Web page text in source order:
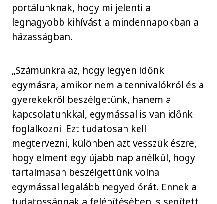
portálunknak, hogy mi jelenti a
legnagyobb kihívást a mindennapokban a
házasságban.
„Számunkra az, hogy legyen időnk
egymásra, amikor nem a tennivalókról és a
gyerekekről beszélgetünk, hanem a
kapcsolatunkkal, egymással is van időnk
foglalkozni. Ezt tudatosan kell
megtervezni, különben azt vesszük észre,
hogy elment egy újabb nap anélkül, hogy
tartalmasan beszélgettünk volna
egymással legalább negyed órát. Ennek a
tudatosságnak a felépítésében is segített